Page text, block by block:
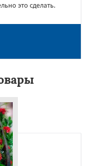
это сделать.